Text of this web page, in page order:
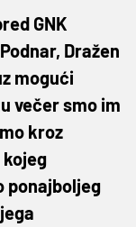
GNK
Dražen
mogući
večer smo im
kroz
kojeg
ponajboljeg